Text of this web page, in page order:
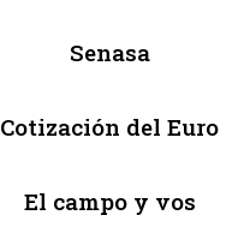
Senasa
Cotización del Euro
El campo y vos